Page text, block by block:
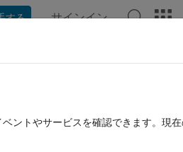
する サインイン
ントやサービスを確認できます。現